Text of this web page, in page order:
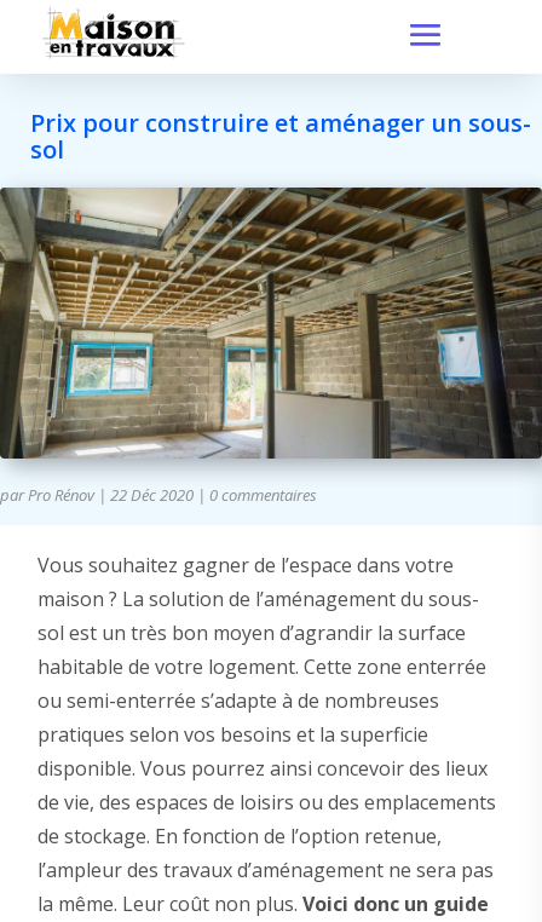
Prix pour construire et aménager un sous-
sol
parPro Rénov| 22 Déc 2020 | 0 commentaires
Vous souhaitez gagner de l’espace dans votre
maison ? La solution de l’aménagement du sous-
sol est un très bon moyen d’agrandir la surface
habitable de votre logement. Cette zone enterrée
ou semi-enterrée s’adapte à de nombreuses
pratiques selon vos besoins et la superficie
disponible. Vous pourrez ainsi concevoir des lieux
de vie, des espaces de loisirs ou des emplacements
de stockage. En fonction de l’option retenue,
l’ampleur des travaux d’aménagement ne sera pas
la même. Leur coût non plus. Voici donc un guide